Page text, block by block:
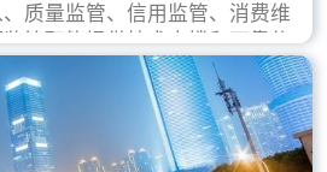
质量监管、信用监管、消费维
管职能提供技术支撑和可靠依